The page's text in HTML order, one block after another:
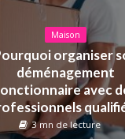
Maison
organiser
déménagement
avec
3 mn de lecture